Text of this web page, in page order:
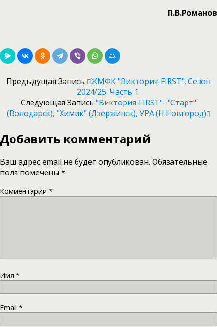
П.В.Романов
Предыдущая Запись
ЖМФК "Виктория-FIRST". Сезон
2024/25. Часть 1.
Следующая Запись "Виктория-FIRST"- "Старт"
(Володарск), "Химик" (Дзержинск), УРА (Н.Новгород)
Добавить комментарий
Ваш адрес email не будет опубликован. Обязательные
поля помечены *
Комментарий *
Имя *
Email *